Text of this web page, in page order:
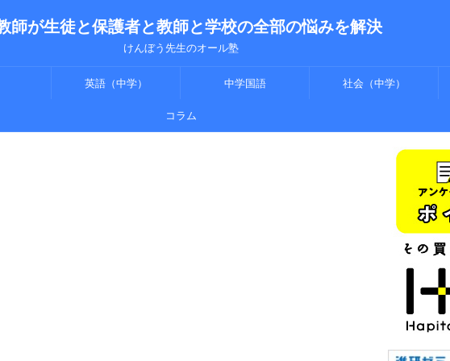
師が生徒と保護者と教師と学校の全部の悩みを解決
けんぼう先生のオール塾
英語（中学） 中学国語 社会（中学）
コラム